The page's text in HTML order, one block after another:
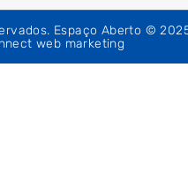
Espaço Aberto © 2025
web marketing